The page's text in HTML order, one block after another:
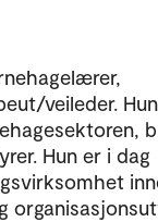
veileder.
Hun er i dag